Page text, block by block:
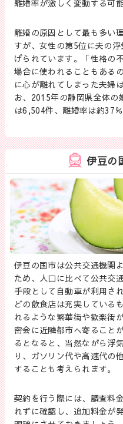
離婚率が激しく変動する可
離婚の原因として最も多い
すが、女性の第5位に夫の
げられています。「性格の
場合に使われることもある
に心が離れてしまった夫婦
お、2015年の静岡県全体
は6,504件、離婚率は約37％
伊豆の
伊豆の国市は公共交通機関
ため、人口に比べて公共交
手段として自動車が利用さ
どの飲食店は充実している
れるような繁華街や歓楽街
密会に近隣都市へ寄ること
るとなると、当然ながら浮
り、ガソリン代や高速代の
することも考えられます。
契約を行う際には、調査料
れずに確認し、追加料金が